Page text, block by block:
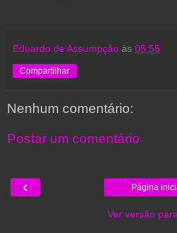
Eduardo de Assumpção às 05:55
Compartilhar
Nenhum comentário:
Postar um comentário
‹ Página
Ver versão